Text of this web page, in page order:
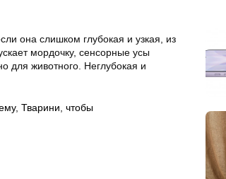
она слишком глубокая и узкая, из
мордочку, сенсорные усы
для животного. Неглубокая и
, Тварини чтобы